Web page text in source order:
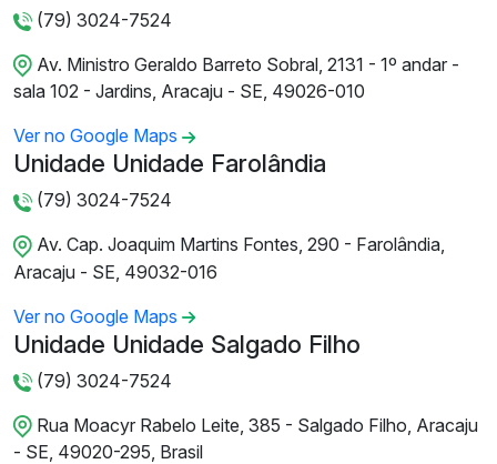
(79) 3024-7524
Av. Ministro Geraldo Barreto Sobral, 2131 - 1º andar -
sala 102 - Jardins, Aracaju - SE, 49026-010
Ver no Google Maps
Unidade Unidade Farolândia
(79) 3024-7524
Av. Cap. Joaquim Martins Fontes, 290 - Farolândia,
Aracaju - SE, 49032-016
Ver no Google Maps
Unidade Unidade Salgado Filho
(79) 3024-7524
Rua Moacyr Rabelo Leite, 385 - Salgado Filho, Aracaju
- SE, 49020-295, Brasil